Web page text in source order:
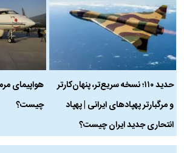
حدید ۱۱۰؛ نسخه سریع‌تر، پنهان‌کارتر
و مرگبارتر پهپادهای ایرانی | پهپاد
انتحاری جدید ایران چیست؟
چیست؟